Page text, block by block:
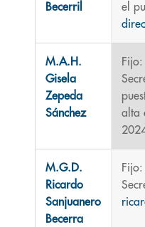
Becerril
el
M.A.H.
Gisela
Zepeda
Sánchez
alta
M.G.D.
Ricardo
Sanjuanero
Becerra